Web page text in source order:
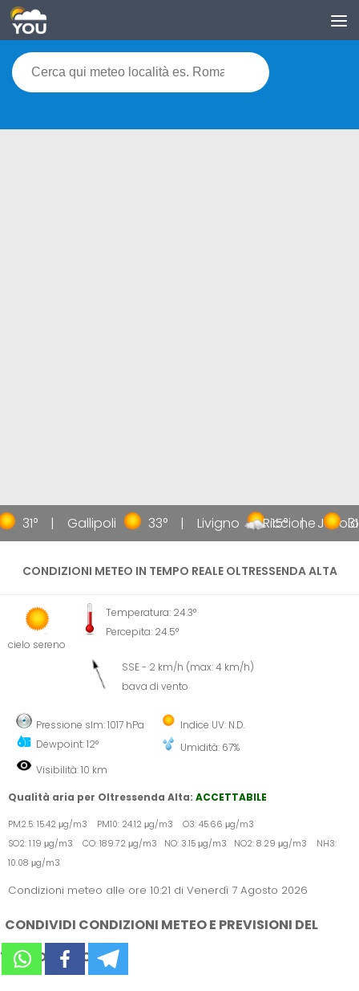
31° Gallipoli 33° Livigno 15° Jesolo
Riccione 31°
CONDIZIONI METEO IN TEMPO REALE OLTRESSENDA ALTA
cielo sereno
Temperatura: 24.3°
Percepita: 24.5°
SSE - 2 km/h (max: 4 km/h)
bava di vento
Pressione slm: 1017 hPa
Dewpoint: 12°
Indice UV: N.D.
Umidità: 67%
Visibilità: 10 km
Qualità aria per Oltressenda Alta: ACCETTABILE
PM2.5: 15.42 μg/m3 PM10: 24.12 μg/m3 O3: 45.66 μg/m3
SO2: 1.19 μg/m3 CO: 189.72 μg/m3 NO: 3.15 μg/m3 NO2: 8.29 μg/m3 NH3:
10.08 μg/m3
Condizioni meteo alle ore 10:21 di Venerdì 7 Agosto 2026
CONDIVIDI CONDIZIONI METEO E PREVISIONI DEL
TEMPO SUI SOCIAL